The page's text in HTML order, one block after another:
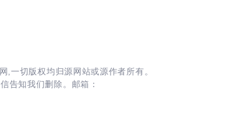
,一切版权均归源网站或源作者所有。
告知我们删除。邮箱：